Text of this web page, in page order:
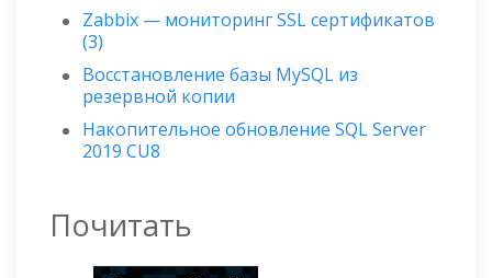
Zabbix — мониторинг SSL сертификатов
(3)
Восстановление базы MySQL из
резервной копии
Накопительное обновление SQL Server
2019 CU8
Почитать